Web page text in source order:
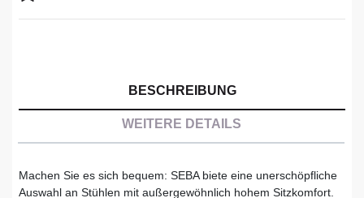
BESCHREIBUNG
WEITERE DETAILS
Machen Sie es sich bequem: SEBA biete eine unerschöpfliche
Auswahl an Stühlen mit außergewöhnlich hohem Sitzkomfort.